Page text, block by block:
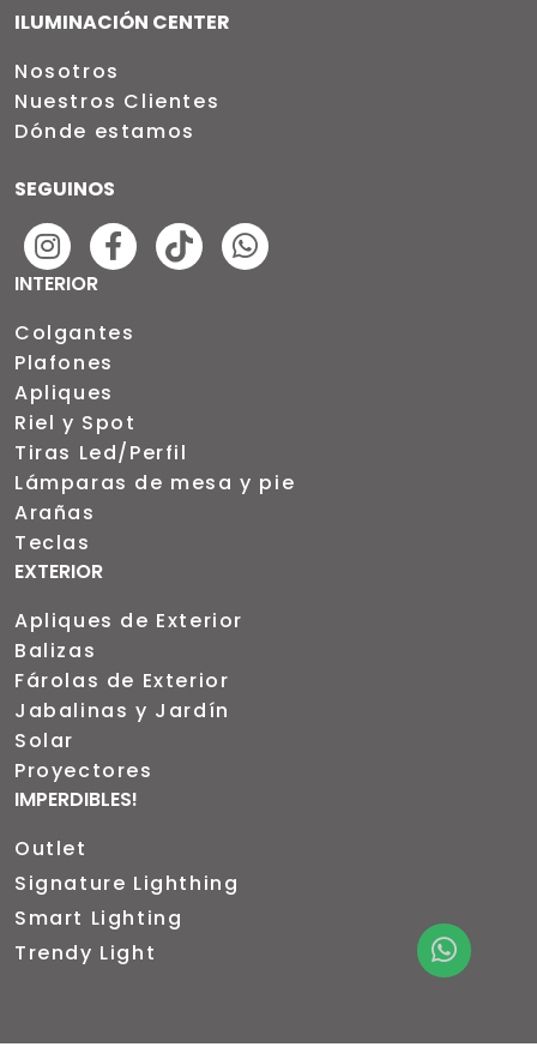
ILUMINACIÓN CENTER
Nosotros
Nuestros Clientes
Dónde estamos
SEGUINOS
INTERIOR
Colgantes
Plafones
Apliques
Riel y Spot
Tiras Led/Perfil
Lámparas de mesa y pie
Arañas
Teclas
EXTERIOR
Apliques de Exterior
Balizas
Fárolas de Exterior
Jabalinas y Jardín
Solar
Proyectores
IMPERDIBLES!
Outlet
Signature Lighthing
Smart Lighting
Trendy Light